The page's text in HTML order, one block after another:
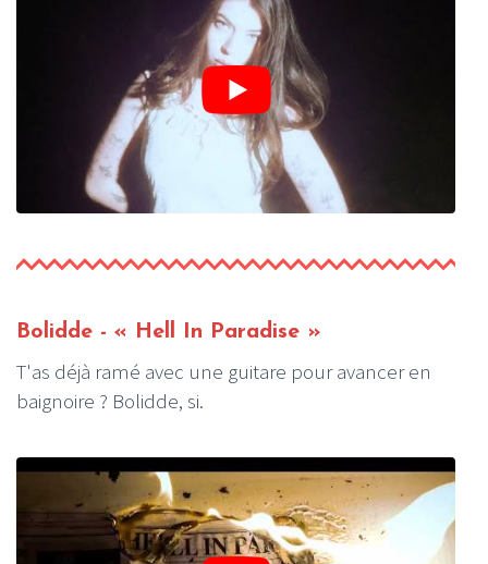
Bolidde - « Hell In Paradise »
T'as déjà ramé avec une guitare pour avancer en
baignoire ? Bolidde, si.